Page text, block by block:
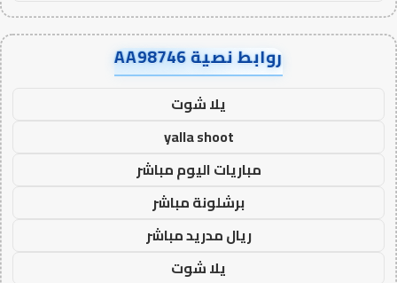
روابط نصية AA98746
يلا شوت
yalla shoot
مباريات اليوم مباشر
برشلونة مباشر
ريال مدريد مباشر
يلا شوت